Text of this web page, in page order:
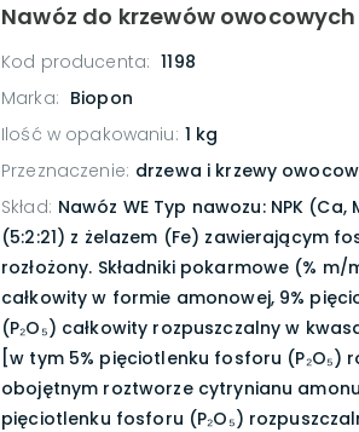
Nawóz do krzewów owocowych
Kod producenta: 1198
Marka: Biopon
Ilość w opakowaniu: 1 kg
Przeznaczenie: drzewa i krzewy
Skład: Nawóz WE Typ nawozu: NPK (Ca,
(5:2:21) z żelazem (Fe) zawierającym
rozłożony. Składniki pokarmowe (% m/
całkowity w formie amonowej, 9%
(P₂O₅) całkowity rozpuszczalny w
[w tym 5% pięciotlenku fosforu (P₂O₅)
obojętnym roztworze cytrynianu amonu
pięciotlenku fosforu (P₂O₅)